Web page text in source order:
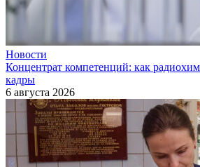
Новости
Концентрат компетенций: как
кадры
6 августа 2026